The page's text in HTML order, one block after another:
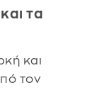
τα
και
τον